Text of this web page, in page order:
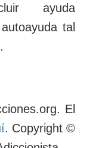
ayuda
tal
.
El
. Copyright ©